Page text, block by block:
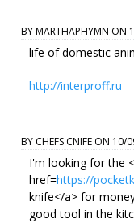
BYMARTHAPHYMN ON
life of domestic
http://interproff.ru
BY CHEFS CNIFE ON 10/
I'm looking for the
href=https://
knife</a> for
good tool in the